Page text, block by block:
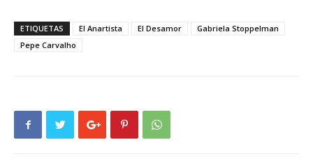
ETIQUETAS El Anartista El Desamor
Gabriela Stoppelman
Pepe Carvalho